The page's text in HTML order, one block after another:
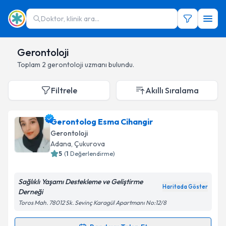
Doktor, klinik ara...
Gerontoloji
Toplam 2 gerontoloji uzmanı bulundu.
Filtrele Akıllı Sıralama
Gerontolog Esma Cihangir
Gerontoloji
Adana, Çukurova
5 (1 Değerlendirme)
Sağlıklı Yaşamı Destekleme ve Geliştirme
Derneği
Haritada Göster
Toros Mah. 78012 Sk. Sevinç Karagül Apartmanı No:12/8